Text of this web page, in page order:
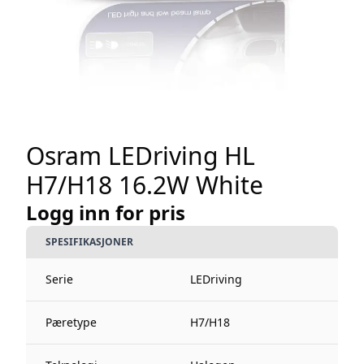
Osram LEDriving HL
H7/H18 16.2W White
Logg inn for pris
SPESIFIKASJONER
Serie LEDriving
Pæretype H7/H18